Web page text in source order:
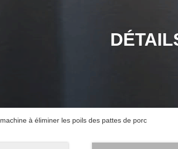
machine à éliminer les poils des pattes de porc